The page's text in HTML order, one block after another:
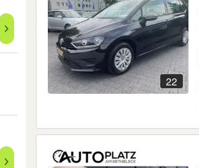
22